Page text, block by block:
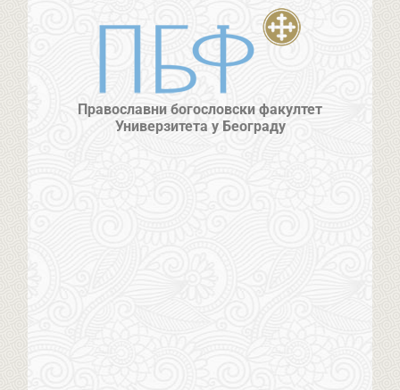
Православни богословски факултет
Универзитета у Београду